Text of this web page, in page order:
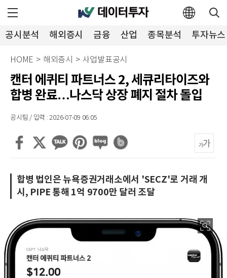
공시분석 해외증시 금융 산업 종목분석 투자뉴스
HOME > 해외증시 > 사업발표공시
캔터 에퀴티 파트너스 2, 세큐리타이즈와
합병 완료…나스닥 상장 폐지 절차 돌입
공시팀 / 입력 : 2026-07-09 06:05
합병 법인은 뉴욕증권거래소에서 'SECZ'로 거래 개
시, PIPE 통해 1억 9700만 달러 조달